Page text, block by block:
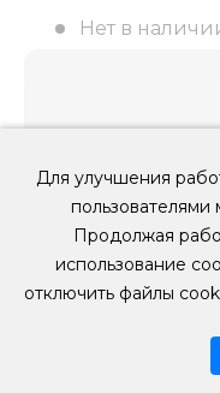
Для улучшения
Продолжая
использование
отключить файлы
Нет в